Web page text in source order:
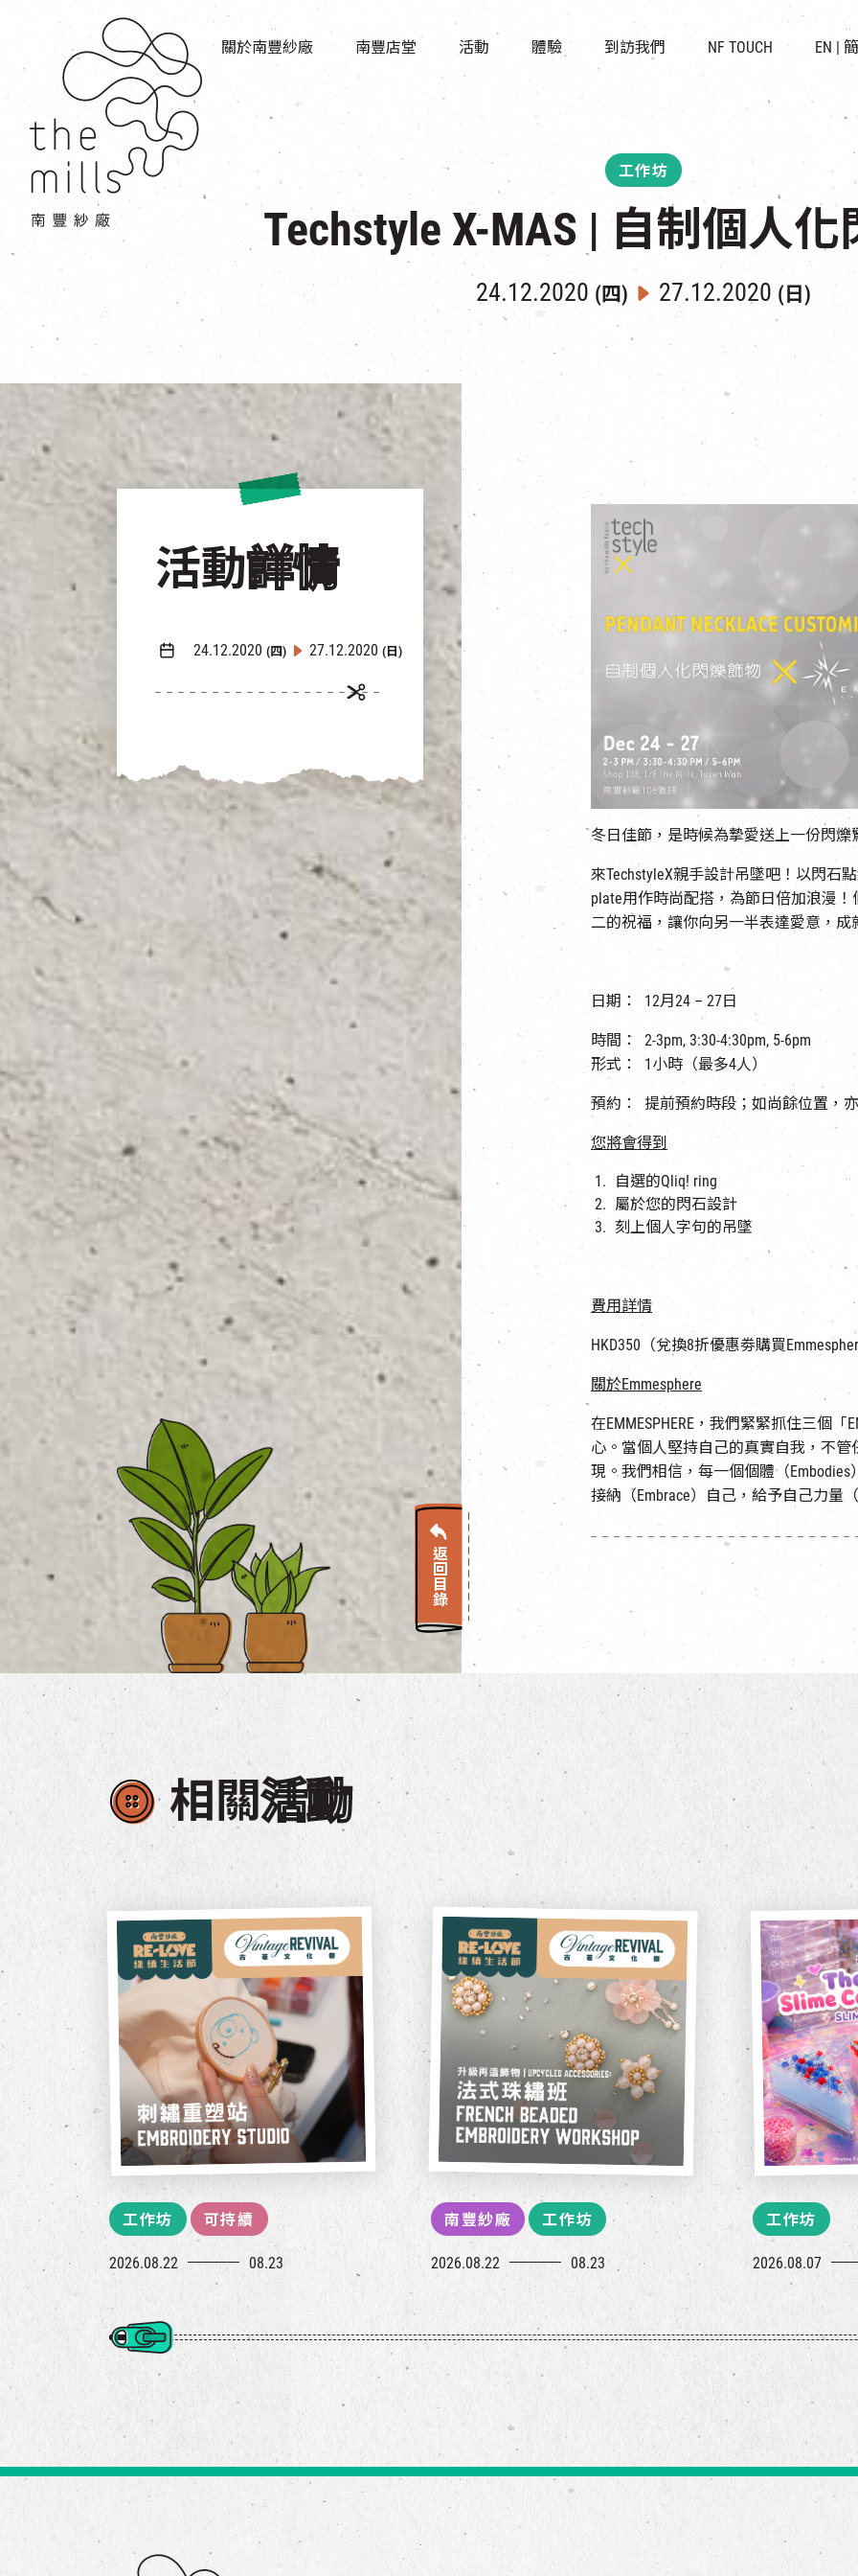
關於南豐紗廠
傳承與歷史
願景
媒體中心
南豐店堂
商店
活動
所有活動
世界之約
體驗
走進南豐紗廠
CHAT六廠
到訪我們
開放時間及位置
穿梭巴士服務
NF TOUCH EN | 簡
工作坊
Techstyle X-MAS | 自制個人
24.12.2020 (四) 27.12.2020 (日)
活動詳情
24.12.2020 (四) 27.12.2020 (日)
返回目錄
冬日佳節，是時候為摯愛送上一份閃爍
來TechstyleX親手設計吊墜吧！以閃石
plate用作時尚配搭，為節日倍加浪漫
二的祝福，讓你向另一半表達愛意，
日期： 12月24 – 27日
時間： 2-3pm, 3:30-4:30pm, 5-6pm
形式： 1小時（最多4人）
預約： 提前預約時段；如尚餘位置，
您將會得到
自選的Qliq! ring
屬於您的閃石設計
刻上個人字句的吊墜
費用詳情
HKD350（兌換8折優惠劵購買
關於Emmesphere
在EMMESPHERE，我們緊緊抓住三個
心。當個人堅持自己的真實自我，不
現。我們相信，每一個個體（
接納（Embrace）自己，給予自己力量
相關活動
工作坊 可持續
2026.08.22 08.23
南豐紗廠 工作坊
2026.08.22 08.23
工作坊
2026.08.07